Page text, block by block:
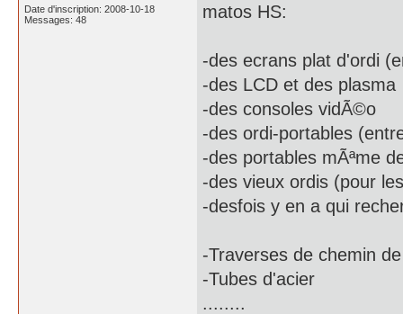
Date d'inscription: 2008-10-18
Messages: 48
matos HS:
-des ecrans plat d'ordi
-des LCD et des plasma
-des consoles vidÃ©o
-des ordi-portables
-des portables mÃªme
-des vieux ordis (pour
-desfois y en a qui
-Traverses de chemin
-Tubes d'acier
........